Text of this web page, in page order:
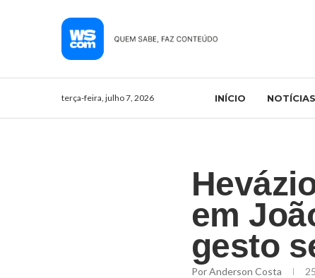
terça-feira, julho 7, 2026 INÍCIO NOTÍCIAS
em
gesto
PorAnderson Costa